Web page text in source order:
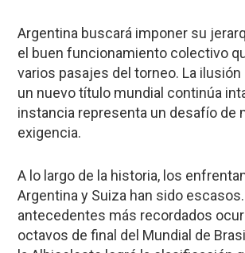
Argentina buscará imponer su
el buen funcionamiento colectivo
varios pasajes del torneo. La
un nuevo título mundial continúa
instancia representa un desafío de
exigencia.
A lo largo de la historia, los
Argentina y Suiza han sido
antecedentes más recordados
octavos de final del Mundial de